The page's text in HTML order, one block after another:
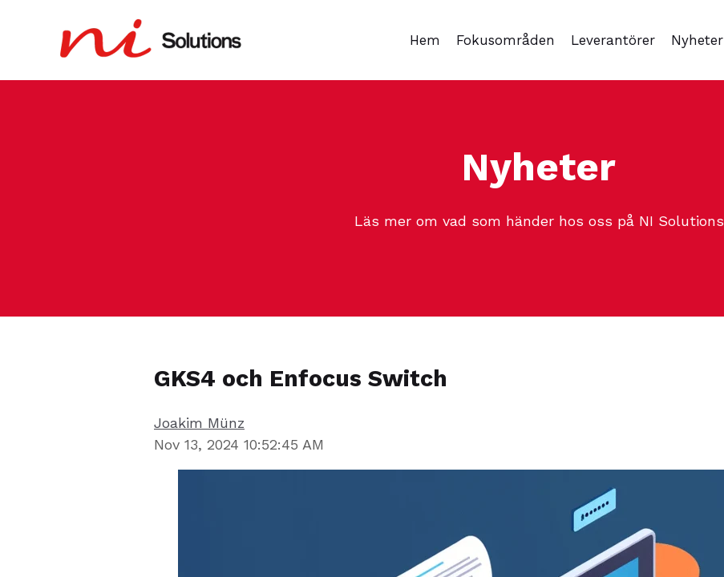
Hem Fokusområden Leverantörer Nyheter
Nyheter
Läs mer om vad som händer hos oss på NI Solutions
GKS4 och Enfocus Switch
Joakim Münz
Nov 13, 2024 10:52:45 AM